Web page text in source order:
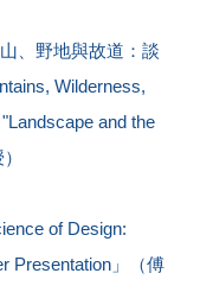
、野地與故道：談
Wilderness,
and the
of Design:
Presentation」（傅